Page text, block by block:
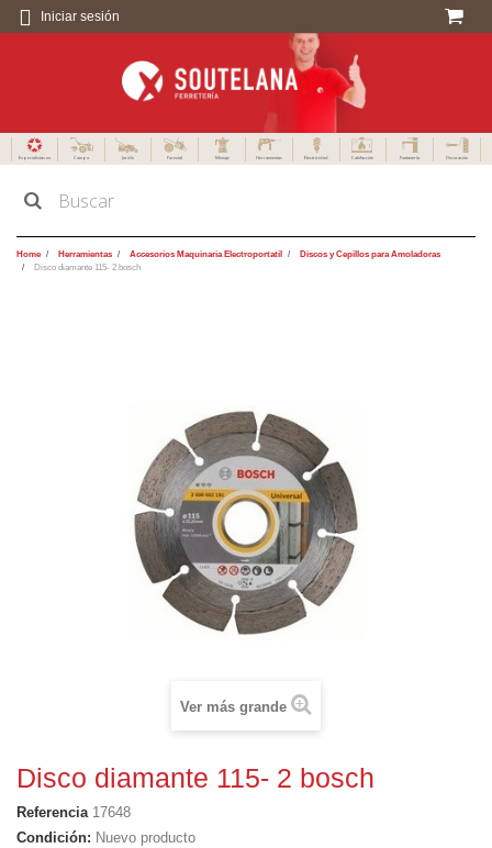
Iniciar sesión
Especialistas en Campo Jardín Forestal Menaje Herramientas Electricidad Calefacción Fontanería Decoración
Home Herramientas Accesorios Maquinaria Electroportatil
Discos y Cepillos para Amoladoras
Disco diamante 115- 2 bosch
Ver más grande
Disco diamante 115- 2 bosch
Referencia 17648
Condición: Nuevo producto